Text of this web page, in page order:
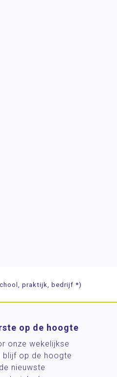
praktijk, bedrijf *)
op de hoogte
onze wekelijkse
blijf op de hoogte
nieuwste